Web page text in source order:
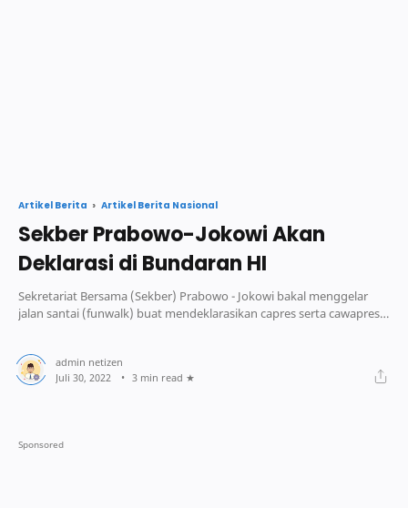
Artikel Berita Artikel Berita Nasional
Sekber Prabowo-Jokowi Akan
Deklarasi di Bundaran HI
Sekretariat Bersama (Sekber) Prabowo - Jokowi bakal menggelar
jalan santai (funwalk) buat mendeklarasikan capres serta cawapres
3 min read